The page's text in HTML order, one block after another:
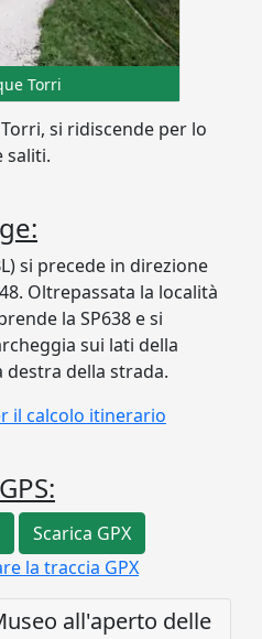
Torri
si ridiscende per lo
saliti.
si precede in direzione
Oltrepassata la località
la SP638 e si
sui lati della
destra della strada.
il calcolo itinerario
Scarica GPX
la traccia GPX
all'aperto delle